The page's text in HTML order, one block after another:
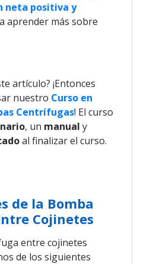
neta positiva y
aprender más sobre
artículo? ¡Entonces
nuestro Curso en
Centrífugas! El curso
, un manual y
al finalizar el curso.
de la Bomba
Cojinetes
entre cojinetes
de los siguientes